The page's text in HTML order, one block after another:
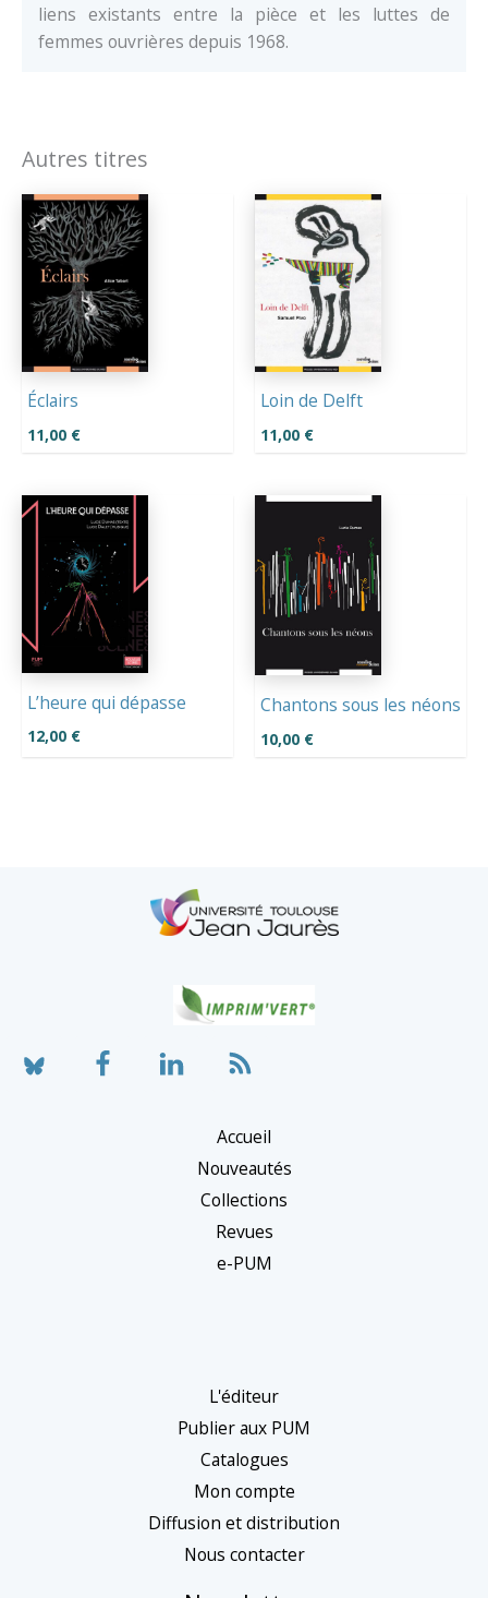
liens existants entre la pièce et les luttes de
femmes ouvrières depuis 1968.
Autres titres
Éclairs
11,00 €
Loin de Delft
11,00 €
L’heure qui dépasse
12,00 €
Chantons sous les néons
10,00 €
Accueil
Nouveautés
Collections
Revues
e-PUM
L'éditeur
Publier aux PUM
Catalogues
Mon compte
Diffusion et distribution
Nous contacter